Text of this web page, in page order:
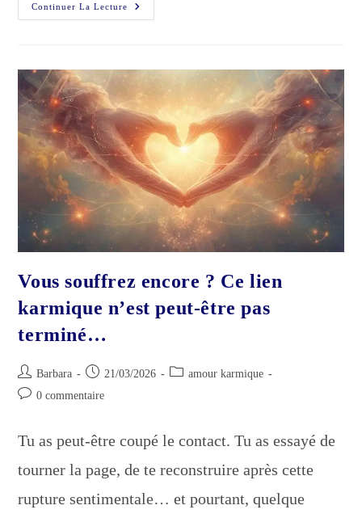
Continuer La Lecture
Vous
Étiez
Pour
Rester
?
Vous souffrez encore ? Ce lien
karmique n’est peut-être pas
terminé…
Auteur/autrice
de
Barbara
Publication
publiée :
21/03/2026
Postamour karmique
Commentaires
publication :
0 commentaire
Tu as peut-être coupé le contact. Tu as essayé de
tourner la page, de te reconstruire après cette
rupture sentimentale… et pourtant, quelque